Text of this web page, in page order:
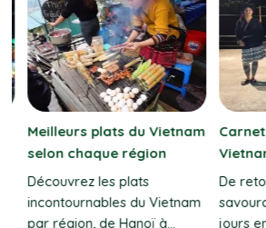
Meilleurs plats du Vietnam
selon chaque région
Découvrez les plats
incontournables du Vietnam
par région, de Hanoï à
Carnet
De
jours